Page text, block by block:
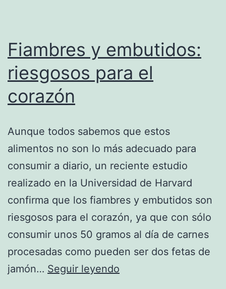
Fiambres y embutidos:
riesgosos para el
corazón
Aunque todos sabemos que estos
alimentos no son lo más adecuado para
consumir a diario, un reciente estudio
realizado en la Universidad de Harvard
confirma que los fiambres y embutidos son
riesgosos para el corazón, ya que con sólo
consumir unos 50 gramos al día de carnes
procesadas como pueden ser dos fetas de
jamón… Seguir leyendo